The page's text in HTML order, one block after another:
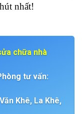
nhất!
chữa nhà
tư vấn:
Khê, La Khê,